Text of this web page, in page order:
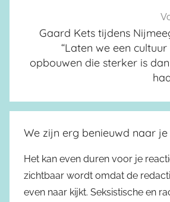
Gaard Kets tijdens
“Laten we een
opbouwen die sterker is
We zijn erg benieuwd naar je
Het kan even duren voor je
zichtbaar wordt omdat de
even naar kijkt. Seksistische en